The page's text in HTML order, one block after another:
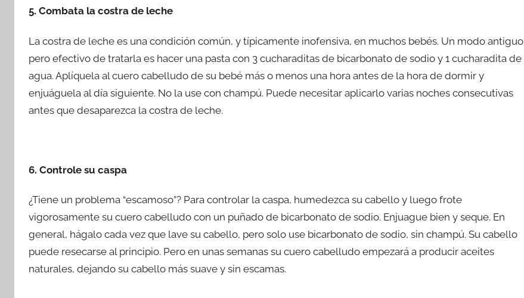
5. Combata la costra de leche
La costra de leche es una condición común, y típicamente inofensiva, en muchos bebés. Un modo antiguo
pero efectivo de tratarla es hacer una pasta con 3 cucharaditas de bicarbonato de sodio y 1 cucharadita de
agua. Aplíquela al cuero cabelludo de su bebé más o menos una hora antes de la hora de dormir y
enjuáguela al día siguiente. No la use con champú. Puede necesitar aplicarlo varias noches consecutivas
antes que desaparezca la costra de leche.
6. Controle su caspa
¿Tiene un problema “escamoso”? Para controlar la caspa, humedezca su cabello y luego frote
vigorosamente su cuero cabelludo con un puñado de bicarbonato de sodio. Enjuague bien y seque. En
general, hágalo cada vez que lave su cabello, pero solo use bicarbonato de sodio, sin champú. Su cabello
puede resecarse al principio. Pero en unas semanas su cuero cabelludo empezará a producir aceites
naturales, dejando su cabello más suave y sin escamas.